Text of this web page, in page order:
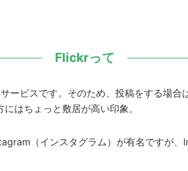
Flickrって
ービスです。そのため、投稿をする場合
はちょっと敷居が高い印象。
（インスタグラム）が有名ですが